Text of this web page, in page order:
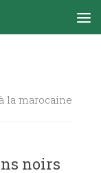
la marocaine
noirs